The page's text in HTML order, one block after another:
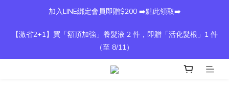
加入LINE綁定會員即贈$200 ➡️點此領取➡️
【激省2+1】買「額頂加強」養髮液 2 件，即贈「活化髮根」1 件
（至 8/11）